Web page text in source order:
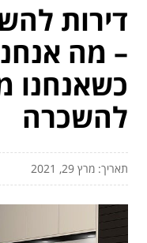
דירות
– מה
כשאנחנו
להשכרה
תאריך: מרץ 29, 2021